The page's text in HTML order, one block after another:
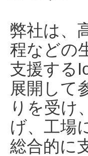
弊社は、
程などの
支援する
展開して
りを受け
げ、工場
総合的に